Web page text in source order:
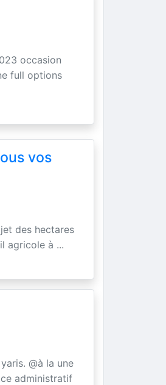
occasion
full options
vos
des hectares
agricole à ...
@à la une
administratif